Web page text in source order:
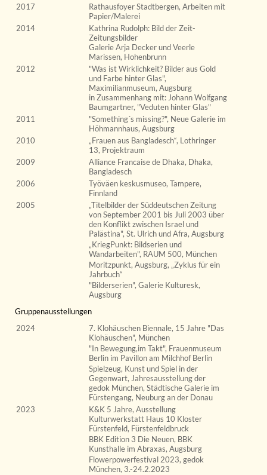
2017
Rathausfoyer Stadtbergen, Arbeiten mit
Papier/Malerei
2014
Kathrina Rudolph: Bild der Zeit-
Zeitungsbilder
Galerie Arja Decker und Veerle
Marissen, Hohenbrunn
2012
"Was ist Wirklichkeit? Bilder aus Gold
und Farbe hinter Glas",
Maximilianmuseum, Augsburg
in Zusammenhang mit: Johann Wolfgang
Baumgartner, "Veduten hinter Glas"
2011
"Something´s missing?", Neue Galerie im
Höhmannhaus, Augsburg
2010
„Frauen aus Bangladesch“, Lothringer
13, Projektraum
2009
Alliance Francaise de Dhaka, Dhaka,
Bangladesch
2006
Työväen keskusmuseo, Tampere,
Finnland
2005
„Titelbilder der Süddeutschen Zeitung
von September 2001 bis Juli 2003 über
den Konflikt zwischen Israel und
Palästina", St. Ulrich und Afra, Augsburg
„KriegPunkt: Bildserien und
Wandarbeiten", RAUM 500, München
Moritzpunkt, Augsburg, „Zyklus für ein
Jahrbuch“
"Bilderserien", Galerie Kulturesk,
Augsburg
Gruppenausstellungen
2024
7. Klohäuschen Biennale, 15 Jahre "Das
Klohäuschen", München
"In Bewegung,im Takt", Frauenmuseum
Berlin im Pavillon am Milchhof Berlin
Spielzeug, Kunst und Spiel in der
Gegenwart, Jahresausstellung der
gedok München, Städtische Galerie im
Fürstengang, Neuburg an der Donau
2023
K&K 5 Jahre, Ausstellung
Kulturwerkstatt Haus 10 Kloster
Fürstenfeld, Fürstenfeldbruck
BBK Edition 3 Die Neuen, BBK
Kunsthalle im Abraxas, Augsburg
Flowerpowerfestival 2023, gedok
München, 3.-24.2.2023